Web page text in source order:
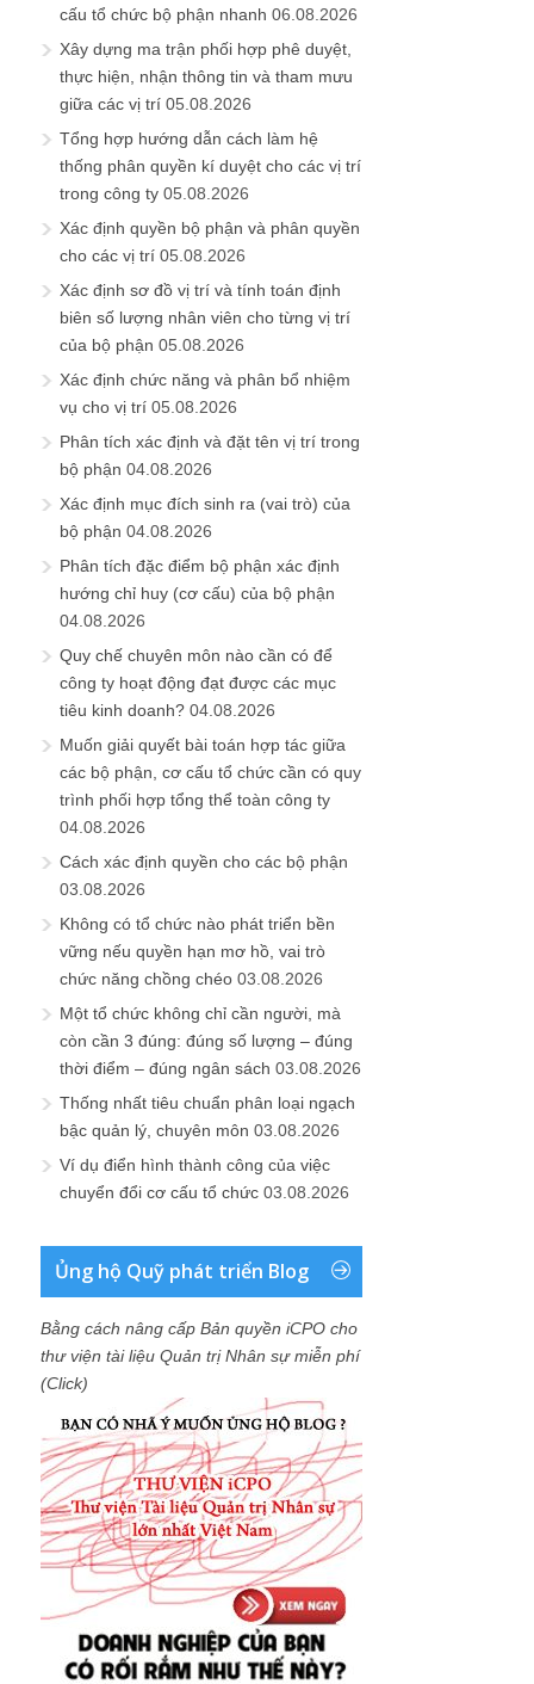
cấu tổ chức bộ phận nhanh 06.08.2026
Xây dựng ma trận phối hợp phê duyệt,
thực hiện, nhận thông tin và tham mưu
giữa các vị trí 05.08.2026
Tổng hợp hướng dẫn cách làm hệ
thống phân quyền kí duyệt cho các vị trí
trong công ty 05.08.2026
Xác định quyền bộ phận và phân quyền
cho các vị trí 05.08.2026
Xác định sơ đồ vị trí và tính toán định
biên số lượng nhân viên cho từng vị trí
của bộ phận 05.08.2026
Xác định chức năng và phân bổ nhiệm
vụ cho vị trí 05.08.2026
Phân tích xác định và đặt tên vị trí trong
bộ phận 04.08.2026
Xác định mục đích sinh ra (vai trò) của
bộ phận 04.08.2026
Phân tích đặc điểm bộ phận xác định
hướng chỉ huy (cơ cấu) của bộ phận
04.08.2026
Quy chế chuyên môn nào cần có để
công ty hoạt động đạt được các mục
tiêu kinh doanh? 04.08.2026
Muốn giải quyết bài toán hợp tác giữa
các bộ phận, cơ cấu tổ chức cần có quy
trình phối hợp tổng thể toàn công ty
04.08.2026
Cách xác định quyền cho các bộ phận
03.08.2026
Không có tổ chức nào phát triển bền
vững nếu quyền hạn mơ hồ, vai trò
chức năng chồng chéo 03.08.2026
Một tổ chức không chỉ cần người, mà
còn cần 3 đúng: đúng số lượng – đúng
thời điểm – đúng ngân sách 03.08.2026
Thống nhất tiêu chuẩn phân loại ngạch
bậc quản lý, chuyên môn 03.08.2026
Ví dụ điển hình thành công của việc
chuyển đổi cơ cấu tổ chức 03.08.2026
Ủng hộ Quỹ phát triển Blog
Bằng cách nâng cấp Bản quyền iCPO cho
thư viện tài liệu Quản trị Nhân sự miễn phí
(Click)